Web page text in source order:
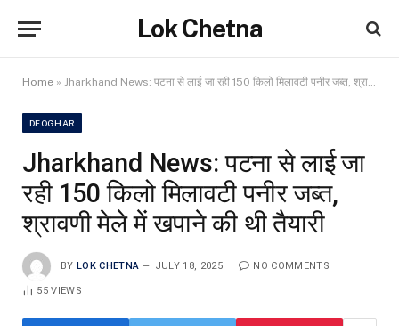
Lok Chetna
Home » Jharkhand News: पटना से लाई जा रही 150 किलो मिलावटी पनीर जब्त, श्रावणी मेले में खपाने की थी तैयारी
DEOGHAR
Jharkhand News: पटना से लाई जा
रही 150 किलो मिलावटी पनीर जब्त,
श्रावणी मेले में खपाने की थी तैयारी
BY LOK CHETNA JULY 18, 2025 NO COMMENTS
55VIEWS